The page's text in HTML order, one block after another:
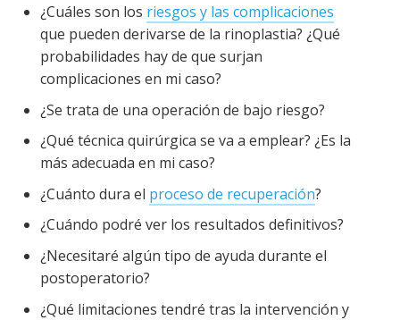
¿Cuáles son los riesgos y las complicaciones
que pueden derivarse de la rinoplastia? ¿Qué
probabilidades hay de que surjan
complicaciones en mi caso?
¿Se trata de una operación de bajo riesgo?
¿Qué técnica quirúrgica se va a emplear? ¿Es la
más adecuada en mi caso?
¿Cuánto dura el proceso de recuperación?
¿Cuándo podré ver los resultados definitivos?
¿Necesitaré algún tipo de ayuda durante el
postoperatorio?
¿Qué limitaciones tendré tras la intervención y